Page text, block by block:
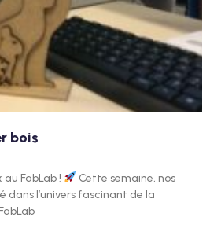
bois
FabLab !
Cette semaine, nos
dans l’univers fascinant de la